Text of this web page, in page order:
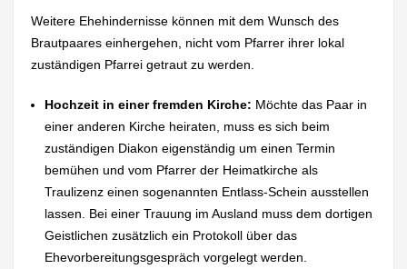
Weitere Ehehindernisse können mit dem Wunsch des
Brautpaares einhergehen, nicht vom Pfarrer ihrer lokal
zuständigen Pfarrei getraut zu werden.
Hochzeit in einer fremden Kirche: Möchte das Paar in
einer anderen Kirche heiraten, muss es sich beim
zuständigen Diakon eigenständig um einen Termin
bemühen und vom Pfarrer der Heimatkirche als
Traulizenz einen sogenannten Entlass-Schein ausstellen
lassen. Bei einer Trauung im Ausland muss dem dortigen
Geistlichen zusätzlich ein Protokoll über das
Ehevorbereitungsgespräch vorgelegt werden.